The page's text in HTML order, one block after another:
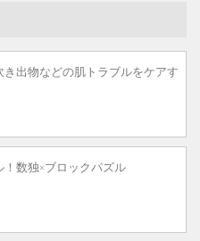
出物などの肌トラブルをケアす
数独×ブロックパズル